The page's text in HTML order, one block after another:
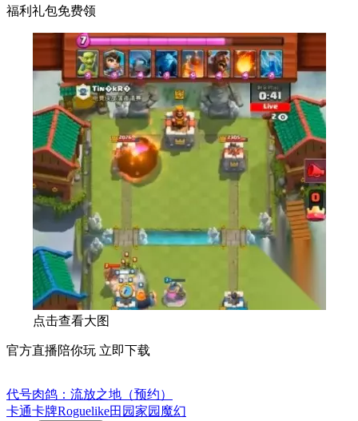
福利礼包免费领
点击查看大图
官方直播陪你玩 立即下载
代号肉鸽：流放之地（预约）
卡通卡牌Roguelike田园家园 魔幻